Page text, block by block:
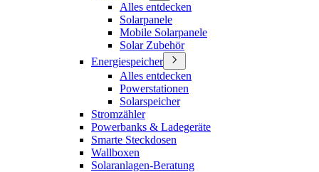
Alles entdecken
Solarpanele
Mobile Solarpanele
Solar Zubehör
Energiespeicher
Alles entdecken
Powerstationen
Solarspeicher
Stromzähler
Powerbanks & Ladegeräte
Smarte Steckdosen
Wallboxen
Solaranlagen-Beratung